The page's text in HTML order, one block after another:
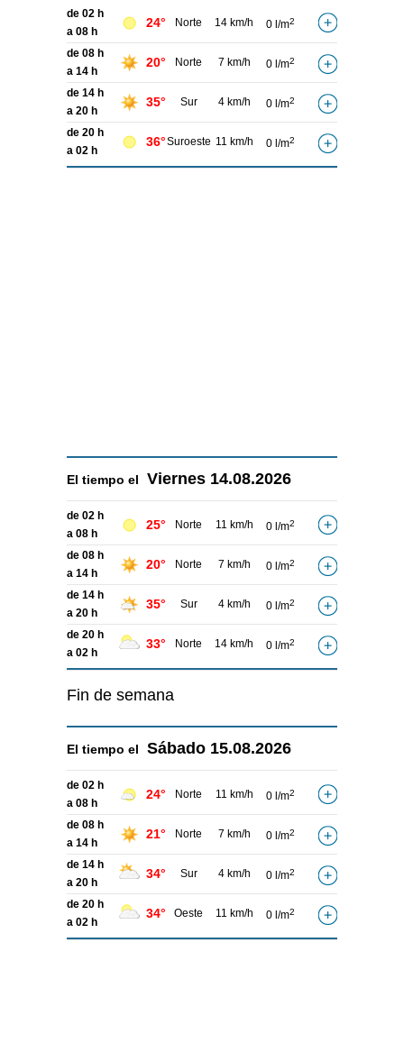
de 02 h
a 08 h
24° Norte 14 km/h 0 l/m2
de 08 h
a 14 h
20° Norte 7 km/h 0 l/m2
de 14 h
a 20 h
35° Sur 4 km/h 0 l/m2
de 20 h
a 02 h
36°Suroeste 11 km/h 0 l/m2
El tiempo el Viernes 14.08.2026
de 02 h
a 08 h
25° Norte 11 km/h 0 l/m2
de 08 h
a 14 h
20° Norte 7 km/h 0 l/m2
de 14 h
a 20 h
35° Sur 4 km/h 0 l/m2
de 20 h
a 02 h
33° Norte 14 km/h 0 l/m2
Fin de semana
El tiempo el Sábado 15.08.2026
de 02 h
a 08 h
24° Norte 11 km/h 0 l/m2
de 08 h
a 14 h
21° Norte 7 km/h 0 l/m2
de 14 h
a 20 h
34° Sur 4 km/h 0 l/m2
de 20 h
a 02 h
34° Oeste 11 km/h 0 l/m2